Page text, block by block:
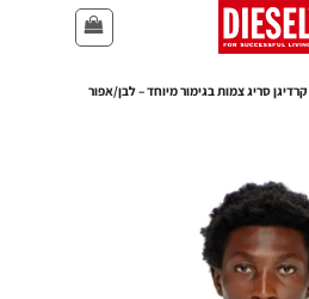
קרדיגן סריג צמות בגימור מיוחד – לבן/אפור